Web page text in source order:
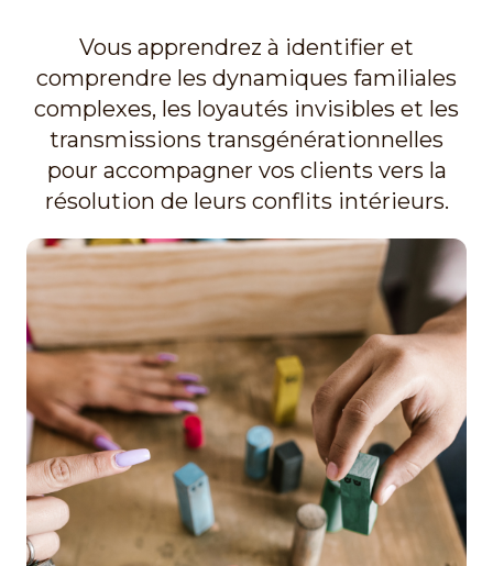
Vous apprendrez à identifier et
comprendre les dynamiques familiales
complexes, les loyautés invisibles et les
transmissions transgénérationnelles
pour accompagner vos clients vers la
résolution de leurs conflits intérieurs.